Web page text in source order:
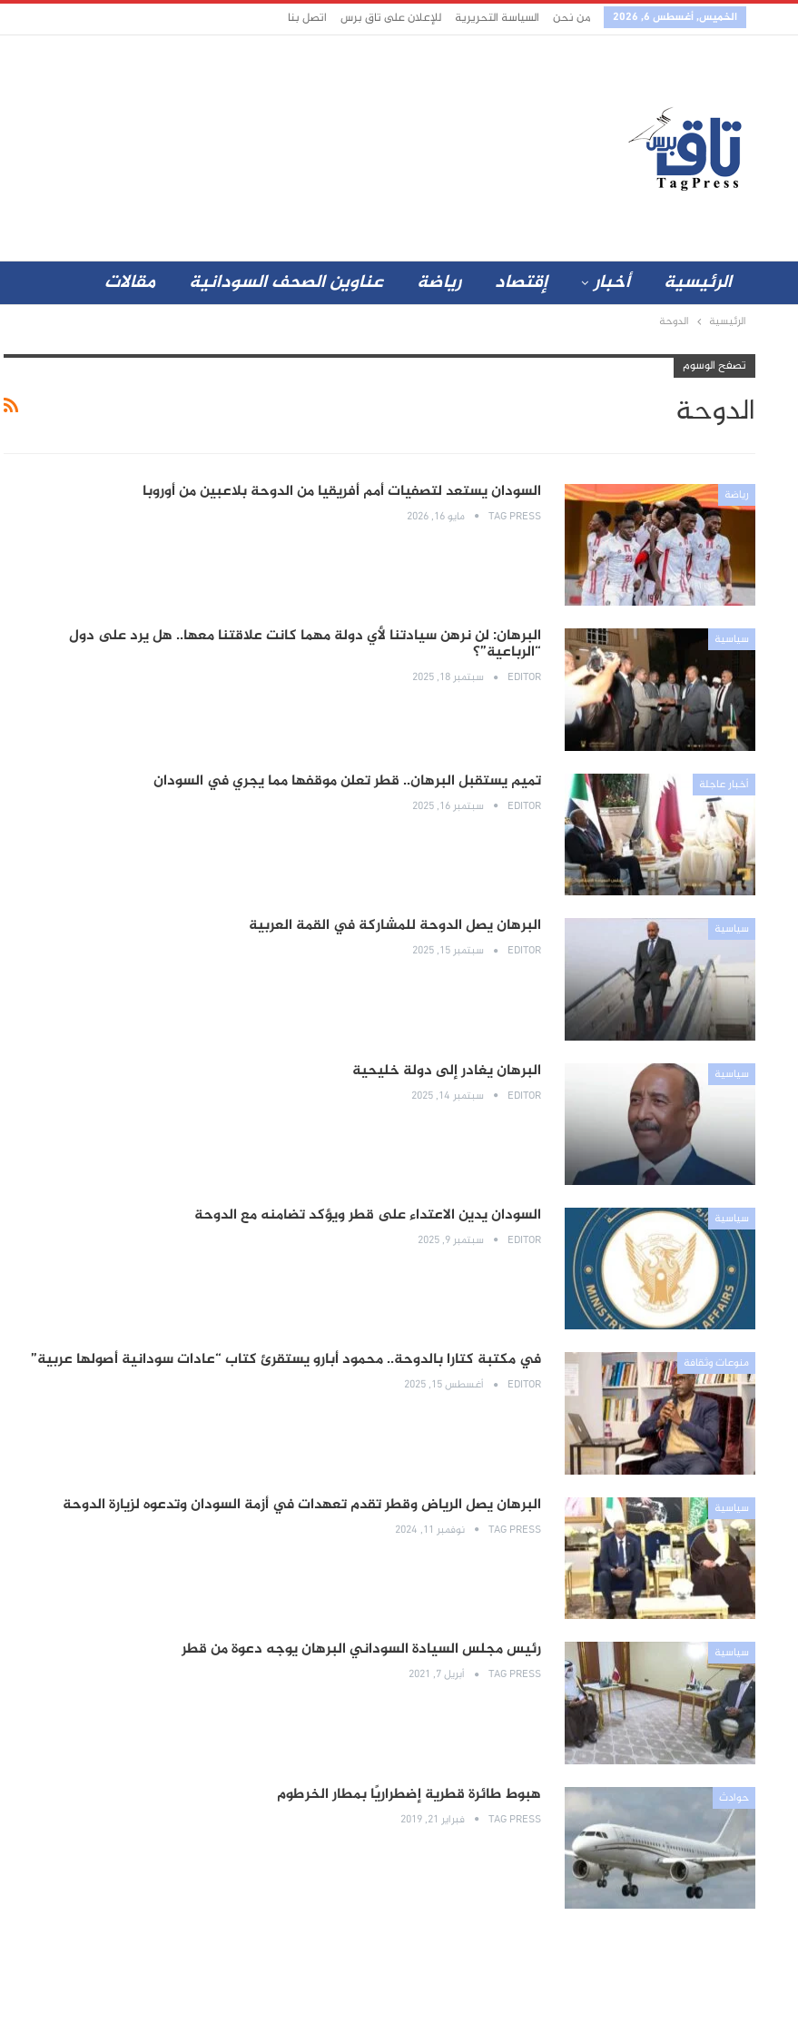
الخميس, أغسطس 6, 2026 من نحن السياسة التحريرية للإعلان على تاق برس اتصل بنا
الرئيسية أخبار إقتصاد رياضة عناوين الصحف السودانية مقالات
الرئيسية الدوحة
تصفح الوسوم
الدوحة
رياضة السودان يستعد لتصفيات أمم أفريقيا من الدوحة بلاعبين من أوروبا
TAG PRESS مايو 16, 2026
سياسية البرهان: لن نرهن سيادتنا لأي دولة مهما كانت علاقتنا معها.. هل يرد على دول
“الرباعية”؟
EDITOR سبتمبر 18, 2025
أخبار عاجلة تميم يستقبل البرهان.. قطر تعلن موقفها مما يجري في السودان
EDITOR سبتمبر 16, 2025
سياسية البرهان يصل الدوحة للمشاركة في القمة العربية
EDITOR سبتمبر 15, 2025
سياسية البرهان يغادر إلى دولة خليحية
EDITOR سبتمبر 14, 2025
سياسية السودان يدين الاعتداء على قطر ويؤكد تضامنه مع الدوحة
EDITOR سبتمبر 9, 2025
منوعات وثقافة في مكتبة كتارا بالدوحة.. محمود أبارو يستقرئ كتاب “عادات سودانية أصولها عربية”
EDITOR أغسطس 15, 2025
سياسية البرهان يصل الرياض وقطر تقدم تعهدات في أزمة السودان وتدعوه لزيارة الدوحة
TAG PRESS نوفمبر 11, 2024
سياسية رئيس مجلس السيادة السوداني البرهان يوجه دعوة من قطر
TAG PRESS أبريل 7, 2021
حوادث هبوط طائرة قطرية إضطراريًا بمطار الخرطوم
TAG PRESS فبراير 21, 2019